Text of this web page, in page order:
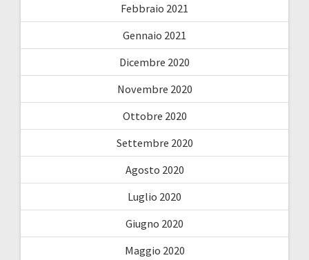
Febbraio 2021
Gennaio 2021
Dicembre 2020
Novembre 2020
Ottobre 2020
Settembre 2020
Agosto 2020
Luglio 2020
Giugno 2020
Maggio 2020